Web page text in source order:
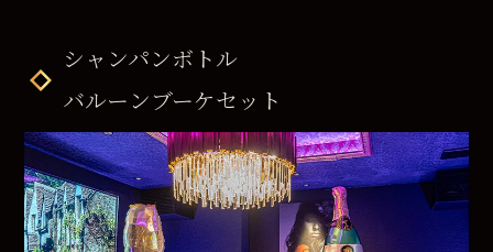
シャンパンボトル
バルーンブーケセット